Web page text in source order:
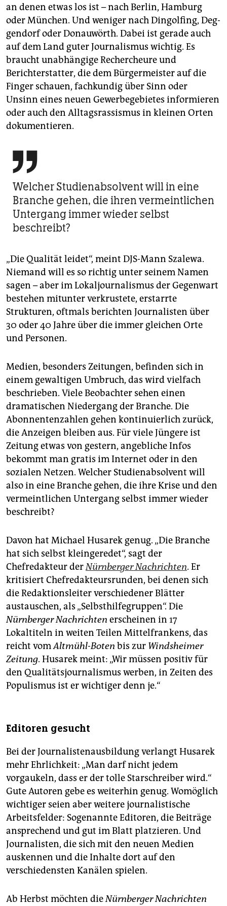
an denen etwas los ist – nach Berlin, Hamburg
oder München. Und weniger nach Dingolfing, Deg­
gendorf oder Donauwörth. Dabei ist gerade auch
auf dem Land guter Journalismus wichtig. Es
braucht unabhängige Rechercheure und
Berichterstatter, die dem Bürgermeister auf die
Finger schauen, fachkundig über Sinn oder
Unsinn eines neuen Gewerbegebietes informieren
oder auch den Alltagsrassismus in kleinen Orten
dokumentieren.

Welcher Studienabsolvent will in eine
Branche gehen, die ihren vermeintlichen
Untergang immer wieder selbst
beschreibt?
„Die Qualität leidet“, meint DJS-Mann Szalewa.
Niemand will es so richtig unter seinem Namen
sagen – aber im Lokaljournalismus der Gegenwart
bestehen mitunter verkrustete, erstarrte
Strukturen, oftmals berichten Journalisten über
30 oder 40 Jahre über die immer gleichen Orte
und Personen.
Medien, besonders Zeitungen, befinden sich in
einem gewaltigen Umbruch, das wird vielfach
beschrieben. Viele Beobachter sehen einen
dramatischen Niedergang der Branche. Die
Abonnentenzahlen gehen kontinuierlich zurück,
die Anzeigen bleiben aus. Für viele Jüngere ist
Zeitung etwas von gestern, angebliche Infos
bekommt man gratis im Internet oder in den
sozialen Netzen. Welcher Studienabsolvent will
also in eine Branche gehen, die ihre Krise und den
vermeintlichen Untergang selbst immer wieder
beschreibt?
Davon hat Michael Husarek genug. „Die Branche
hat sich selbst kleingeredet“, sagt der
Chefredakteur derNürnberger Nachrichten. Er
kritisiert Chefredakteursrunden, bei denen sich
die Redaktionsleiter verschiedener Blätter
austauschen, als „Selbsthilfegruppen“. Die
Nürnberger Nachrichten erscheinen in 17
Lokaltiteln in weiten Teilen Mittelfrankens, das
reicht vomAltmühl-Boten bis zur Windsheimer
Zeitung. Husarek meint: „Wir müssen positiv für
den Qualitätsjournalismus werben, in Zeiten des
Populismus ist er wichtiger denn je.“
Editoren gesucht
Bei der Journalistenausbildung verlangt Husarek
mehr Ehrlichkeit: „Man darf nicht jedem
vorgaukeln, dass er der tolle Starschreiber wird.“
Gute Autoren gebe es weiterhin genug. Womöglich
wichtiger seien aber weitere journalistische
Arbeitsfelder: Sogenannte Editoren, die Beiträge
ansprechend und gut im Blatt platzieren. Und
Journalisten, die sich mit den neuen Medien
auskennen und die Inhalte dort auf den
verschiedensten Kanälen spielen.
Ab Herbst möchten dieNürnberger Nachrichten